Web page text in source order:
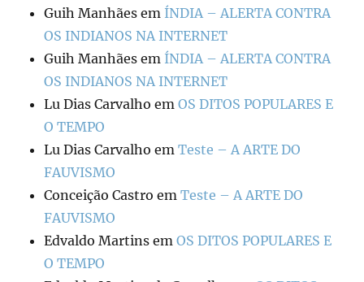
Guih Manhães em ÍNDIA – ALERTA CONTRA
OS INDIANOS NA INTERNET
Guih Manhães em ÍNDIA – ALERTA CONTRA
OS INDIANOS NA INTERNET
Lu Dias Carvalho emOS DITOS POPULARES E
O TEMPO
Lu Dias Carvalho emTeste – A ARTE DO
FAUVISMO
Conceição Castro emTeste – A ARTE DO
FAUVISMO
Edvaldo Martins emOS DITOS POPULARES E
O TEMPO